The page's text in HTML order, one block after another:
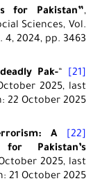
for Pakistan”,
Sciences, Vol.
4, 2024, pp. 3463
[21]
“
Pak-
2025, last
22 October 2025:
[22]
Amira Jadoon, “
A
for Pakistan’s
2025, last
21 October 2025: